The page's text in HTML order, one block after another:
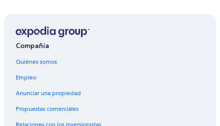
Hoteles en la playa en Kelowna
Hoteles baratos en Kelowna
Hoteles boutique en Kelowna
Hoteles cerca del lago en Kelowna
Compañía
Quiénes somos
Empleo
Anunciar una propiedad
Propuestas comerciales